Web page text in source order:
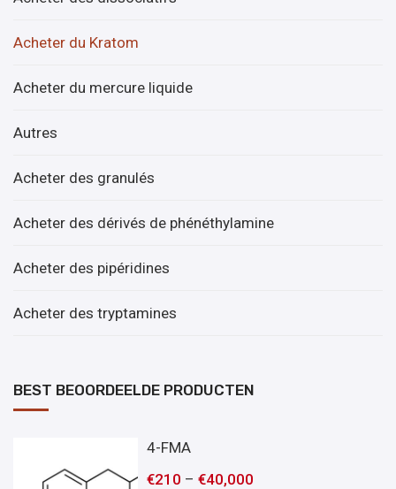
Acheter du Kratom
Acheter du mercure liquide
Autres
Acheter des granulés
Acheter des dérivés de phénéthylamine
Acheter des pipéridines
Acheter des tryptamines
BEST BEOORDEELDE PRODUCTEN
4-FMA
€210 –€40,000